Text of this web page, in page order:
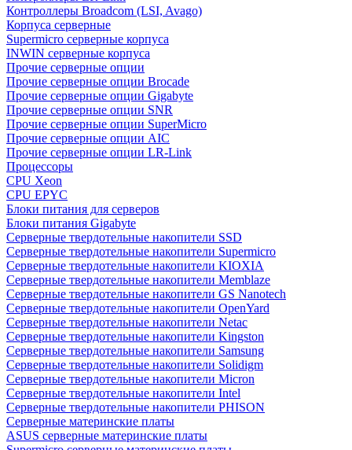
Контроллеры Broadcom (LSI, Avago)
Корпуса серверные
Supermicro серверные корпуса
INWIN серверные корпуса
Прочие серверные опции
Прочие серверные опции Brocade
Прочие серверные опции Gigabyte
Прочие серверные опции SNR
Прочие серверные опции SuperMicro
Прочие серверные опции AIC
Прочие серверные опции LR-Link
Процессоры
CPU Xeon
CPU EPYC
Блоки питания для серверов
Блоки питания Gigabyte
Серверные твердотельные накопители SSD
Cерверные твердотельные накопители Supermicro
Cерверные твердотельные накопители KIOXIA
Cерверные твердотельные накопители Memblaze
Cерверные твердотельные накопители GS Nanotech
Серверные твердотельные накопители OpenYard
Серверные твердотельные накопители Netac
Cерверные твердотельные накопители Kingston
Cерверные твердотельные накопители Samsung
Cерверные твердотельные накопители Solidigm
Cерверные твердотельные накопители Micron
Cерверные твердотельные накопители Intel
Cерверные твердотельные накопители PHISON
Серверные материнские платы
ASUS серверные материнские платы